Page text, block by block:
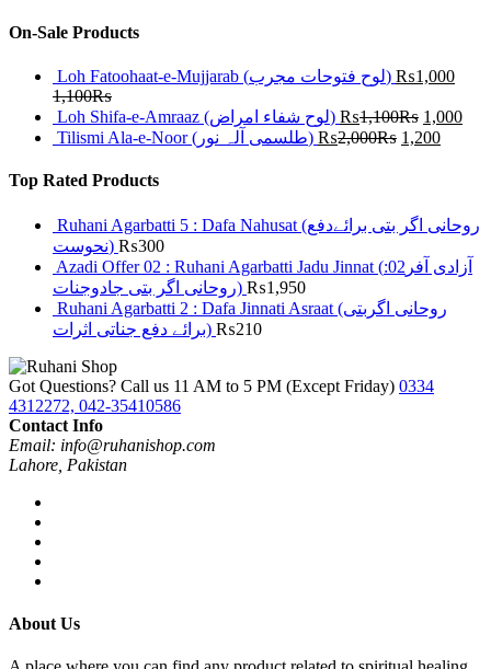
On-Sale Products
Loh Fatoohaat-e-Mujjarab (لوح فتوحات مجرب) ₨1,000
₨
1,100
Loh Shifa-e-Amraaz (لوح شفاء امراض) ₨ 1,000
₨
1,100
Tilismi Ala-e-Noor (طلسمی آلہ نور) ₨ 1,200
₨
2,000
Top Rated Products
Ruhani Agarbatti 5 : Dafa Nahusat (روحانی اگر بتی برائےدفع
نحوست) ₨300
Azadi Offer 02 : Ruhani Agarbatti Jadu Jinnat (آزادی آفر02:
روحانی اگر بتی جادوجنات) ₨1,950
Ruhani Agarbatti 2 : Dafa Jinnati Asraat (روحانی اگربتی
برائے دفع جناتی اثرات) ₨210
Got Questions? Call us 11 AM to 5 PM (Except Friday) 0334
4312272, 042-35410586
Contact Info
Email: info@ruhanishop.com
Lahore, Pakistan
About Us